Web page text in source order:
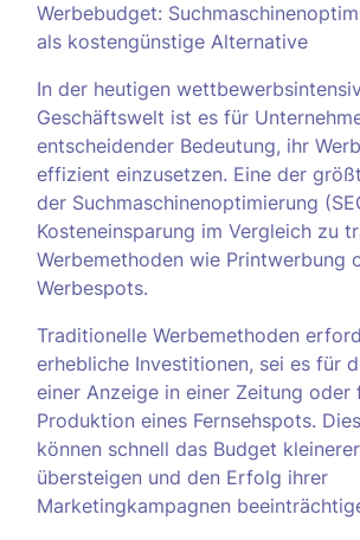
Werbebudget:
als kostengünstige Alternative
In der heutigen
Geschäftswelt ist es für
entscheidender Bedeutung, ihr
effizient einzusetzen. Eine der
der Suchmaschinenoptimierung
Kosteneinsparung im Vergleich zu
Werbemethoden wie Printwerbung
Werbespots.
Traditionelle Werbemethoden
erhebliche Investitionen, sei es für
einer Anzeige in einer Zeitung oder
Produktion eines Fernsehspots.
können schnell das Budget
übersteigen und den Erfolg ihrer
Marketingkampagnen